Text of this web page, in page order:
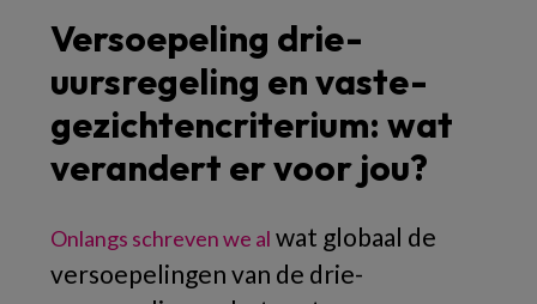
Versoepeling drie-
uursregeling en vaste-
gezichtencriterium: wat
verandert er voor jou?
Onlangs schreven we al wat globaal de
versoepelingen van de drie-